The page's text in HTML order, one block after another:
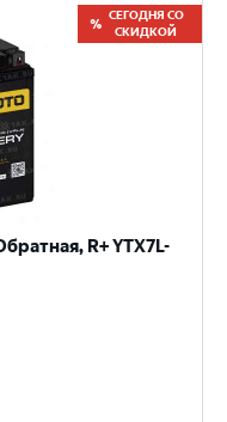
СЕГОДНЯ СО
СКИДКОЙ
R+ YTX7L-